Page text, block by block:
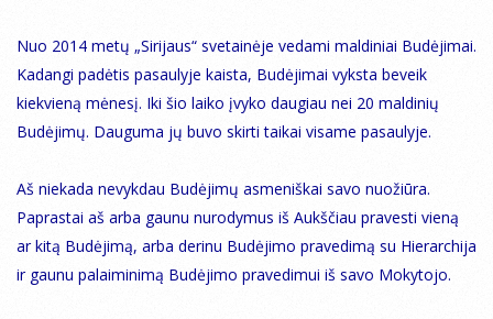
Nuo 2014 metų „Sirijaus“ svetainėje vedami maldiniai Budėjimai.
Kadangi padėtis pasaulyje kaista, Budėjimai vyksta beveik
kiekvieną mėnesį. Iki šio laiko įvyko daugiau nei 20 maldinių
Budėjimų. Dauguma jų buvo skirti taikai visame pasaulyje.
Aš niekada nevykdau Budėjimų asmeniškai savo nuožiūra.
Paprastai aš arba gaunu nurodymus iš Aukščiau pravesti vieną
ar kitą Budėjimą, arba derinu Budėjimo pravedimą su Hierarchija
ir gaunu palaiminimą Budėjimo pravedimui iš savo Mokytojo.